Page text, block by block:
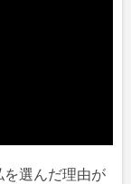
を選んだ理由が